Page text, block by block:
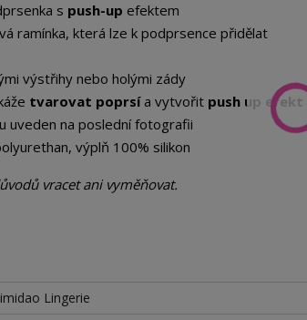
s push-up efektem
ramínka, která lze k podprsence přidělat
výstřihy nebo holými zády
tvarovat poprsía vytvořit push up efekt
uveden na poslední fotografii
výplň 100% silikon
vracet ani vyměňovat.
Lingerie